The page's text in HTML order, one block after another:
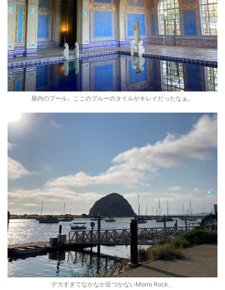
屋内のプール。ここのブルーのタイルがキレイだったなぁ。
デカすぎてなかなか近づかないMorro Rock。